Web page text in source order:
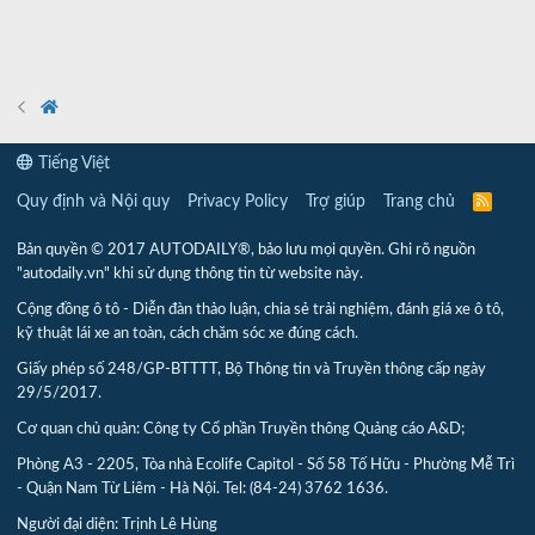
Tiếng Việt
Quy định và Nội quy Privacy Policy Trợ giúp Trang chủ
R
Bản quyền © 2017 AUTODAILY®, bảo lưu mọi quyền. Ghi rõ nguồn
"autodaily.vn" khi sử dụng thông tin từ website này.
Cộng đồng ô tô - Diễn đàn thảo luận, chia sẻ trải nghiệm, đánh giá xe ô tô,
kỹ thuật lái xe an toàn, cách chăm sóc xe đúng cách.
Giấy phép số 248/GP-BTTTT, Bộ Thông tin và Truyền thông cấp ngày
29/5/2017.
Cơ quan chủ quản: Công ty Cổ phần Truyền thông Quảng cáo A&D;
Phòng A3 - 2205, Tòa nhà Ecolife Capitol - Số 58 Tố Hữu - Phường Mễ Trì
- Quận Nam Từ Liêm - Hà Nội. Tel: (84-24) 3762 1636.
Người đại diện: Trịnh Lê Hùng